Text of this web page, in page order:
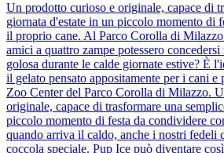
Un prodotto curioso e originale, capace di
giornata d'estate in un piccolo momento di
il proprio cane. Al Parco Corolla di Milazzo
amici a quattro zampe potessero concedersi
golosa durante le calde giornate estive? È
il gelato pensato appositamente per i cani e
Zoo Center del Parco Corolla di Milazzo.
originale, capace di trasformare una
piccolo momento di festa da condividere
quando arriva il caldo, anche i nostri fedeli
coccola speciale. Pup Ice può diventare